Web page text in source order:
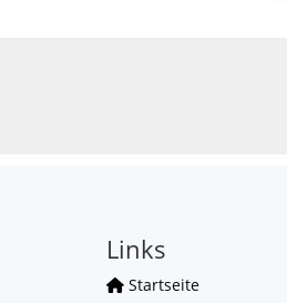
Links
Startseite